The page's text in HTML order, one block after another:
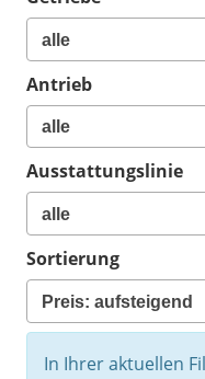
Antrieb
Ausstattungslinie
Sortierung
In Ihrer aktuellen